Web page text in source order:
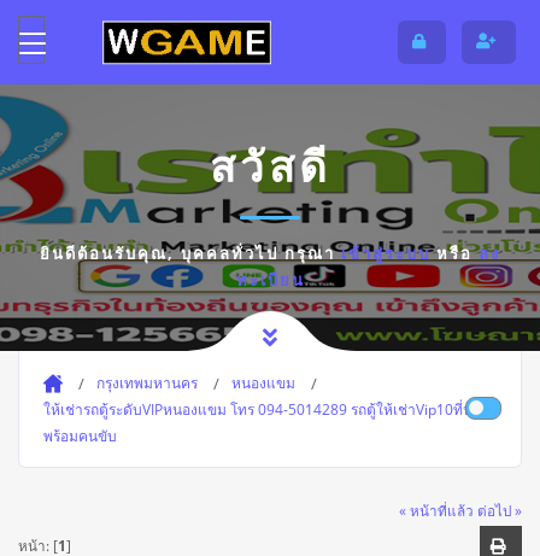
สวัสดี
ยินดีต้อนรับคุณ,บุคคลทั่วไปกรุณาเข้าสู่ระบบหรือลง
ทะเบียน
กรุงเทพมหานคร
หนองแขม
ให้เช่ารถตู้ระดับVIPหนองแขม โทร 094-5014289 รถตู้ให้เช่าVip10ที่นั่ง
พร้อมคนขับ
« หน้าที่แล้ว ต่อไป »
หน้า: [1]